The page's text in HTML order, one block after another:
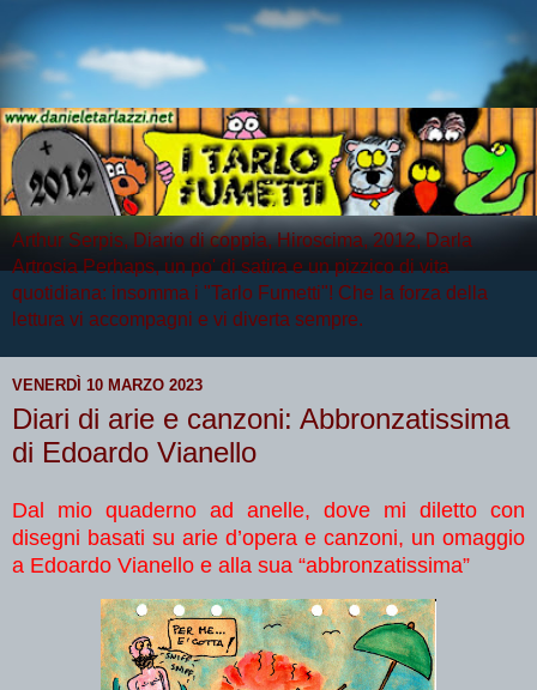
Arthur Serpis, Diario di coppia, Hiroscima, 2012, Darla
Artrosia Perhaps, un po' di satira e un pizzico di vita
quotidiana: insomma i "Tarlo Fumetti"! Che la forza della
lettura vi accompagni e vi diverta sempre.
VENERDÌ 10 MARZO 2023
Diari di arie e canzoni: Abbronzatissima
di Edoardo Vianello
Dal mio quaderno ad anelle, dove mi diletto con
disegni basati su arie d’opera e canzoni, un omaggio
a Edoardo Vianello e alla sua “abbronzatissima”